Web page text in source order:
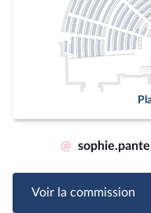
@
Voir la commission